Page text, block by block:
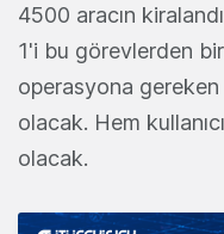
4500 aracın
1'i bu görevlerden
operasyona
olacak. Hem
olacak.